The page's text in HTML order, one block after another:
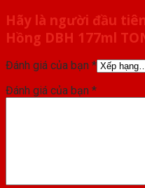
Hãy là người đầu
Hồng DBH 177ml
Đánh giá của bạn *
Đánh giá của bạn *